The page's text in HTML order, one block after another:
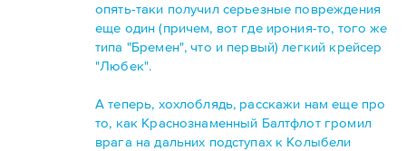
опять-таки получил серьезные повреждения
еще один (причем, вот где ирония-то, того же
типа "Бремен", что и первый) легкий крейсер
"Любек".
А теперь, хохлоблядь, расскажи нам еще про
то, как Краснознаменный Балтфлот громил
врага на дальних подступах к Колыбели